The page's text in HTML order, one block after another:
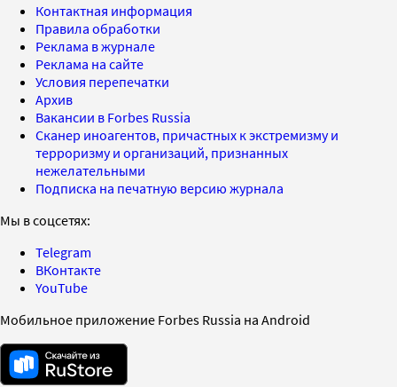
Контактная информация
Правила обработки
Реклама в журнале
Реклама на сайте
Условия перепечатки
Архив
Вакансии в Forbes Russia
Сканер иноагентов, причастных к экстремизму и
терроризму и организаций, признанных
нежелательными
Подписка на печатную версию журнала
Мы в соцсетях:
Telegram
ВКонтакте
YouTube
Мобильное приложение Forbes Russia на Android